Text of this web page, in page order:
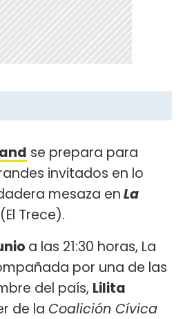
se prepara para
invitados en lo
mesaza enLa
(El Trece).
a las 21:30 horas, La
por una de las
del país, Lilita
de la Coalición Cívica